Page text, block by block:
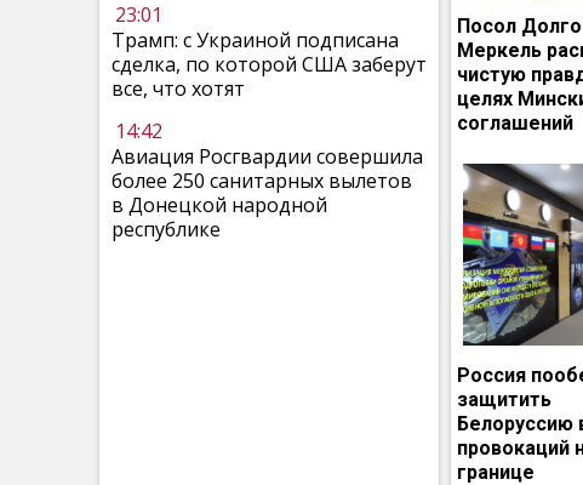
23:01
Трамп: с Украиной подписана
сделка, по которой США заберут
все, что хотят
14:42
Авиация Росгвардии совершила
более 250 санитарных вылетов
в Донецкой народной
республике
Посол
Меркель
чистую
целях
соглашений
Россия
защитить
Белоруссию
провокаций
границе